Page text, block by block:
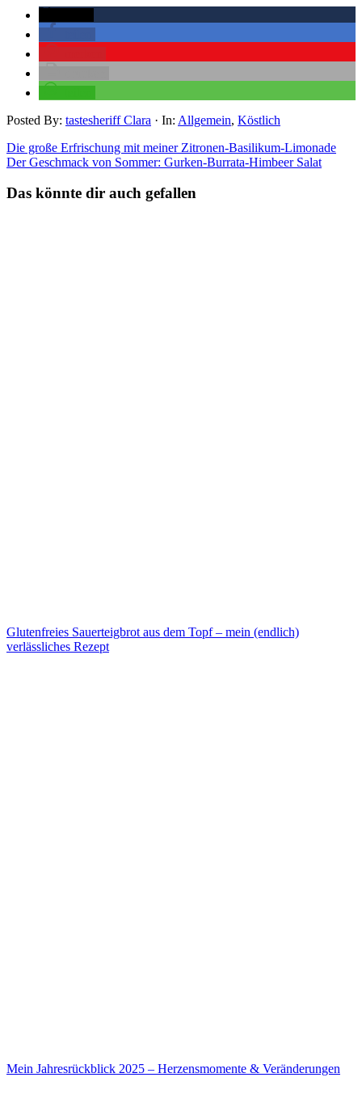
Posted By: tastesheriff Clara · In: Allgemein, Köstlich
Die große Erfrischung mit meiner Zitronen-Basilikum-Limonade
Der Geschmack von Sommer: Gurken-Burrata-Himbeer Salat
Das könnte dir auch gefallen
Glutenfreies Sauerteigbrot aus dem Topf – mein (endlich)
verlässliches Rezept
Mein Jahresrückblick 2025 – Herzensmomente & Veränderungen